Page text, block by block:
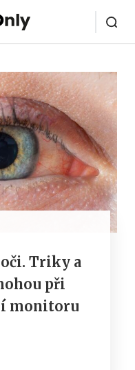
oči. Triky a
při
monitoru